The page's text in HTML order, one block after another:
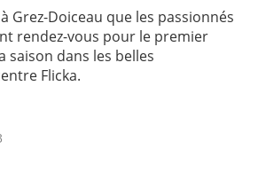
à Grez-Doiceau que les passionnés
rendez-vous pour le premier
saison dans les belles
Flicka.